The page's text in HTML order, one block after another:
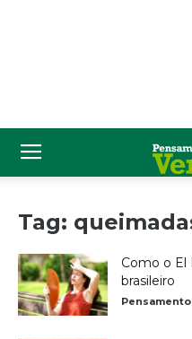
Tag:
Como o El
brasileiro